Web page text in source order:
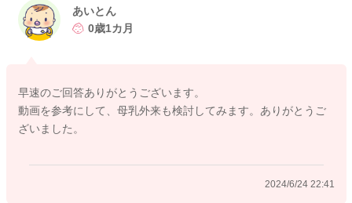
分泌が急増しているおっぱいは飲みにくいことがあります。
らかくなり、吸い付きやすくしてからあげる様に工夫しましょ
う。
月齢的には80ml程度を1日8回飲めれば十分です。
あいとん
0歳1カ月
早速のご回答ありがとうございます。
動画を参考にして、母乳外来も検討してみます。ありがとうご
ざいました。
2024/6/24 22:41